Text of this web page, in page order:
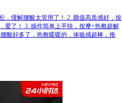
，缓解腰酸太管用了！ 2. 颜值高质感好，按
爱了！ 3. 操作简单上手快，按摩+热敷超解
酸好多了，热敷暖暖的，体验感超棒，推